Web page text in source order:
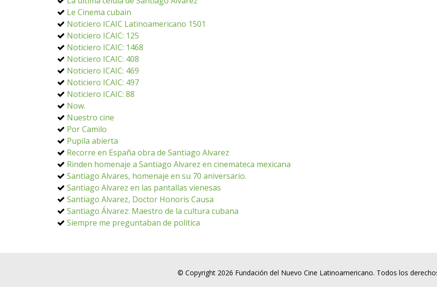
Le Cinema cubain
Noticiero ICAIC Latinoamericano 1501
Noticiero ICAIC: 125
Noticiero ICAIC: 1468
Noticiero ICAIC: 408
Noticiero ICAIC: 469
Noticiero ICAIC: 497
Noticiero ICAIC: 88
Now.
Nuestro cine
Por Camilo
Pupila abierta
Recorre en España obra de Santiago Alvarez
Rinden homenaje a Santiago Alvarez en cinemateca mexicana
Santiago Alvares, homenaje en su 70 aniversario.
Santiago Alvarez en las pantallas vienesas
Santiago Alvarez, Doctor Honoris Causa
Santiago Álvarez: Maestro de la cultura cubana
Siempre me preguntaban de política
© Copyright 2026 Fundación del Nuevo Cine Latinoamericano. Todos los